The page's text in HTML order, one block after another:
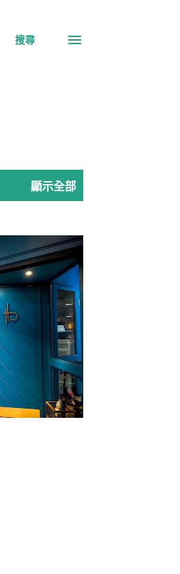
搜尋
顯示全部